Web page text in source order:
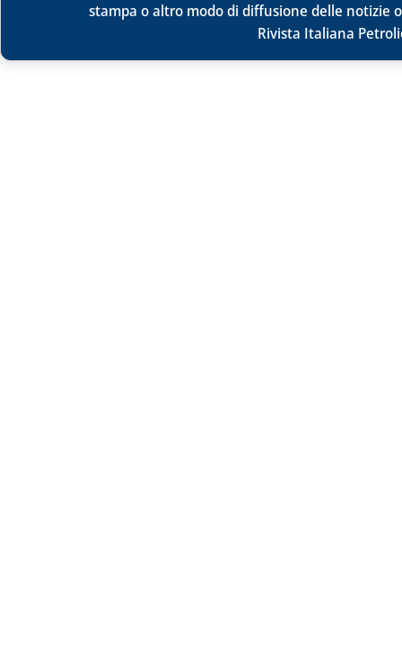
stampa o altro modo di diffusione delle notizie
Rivista Italiana